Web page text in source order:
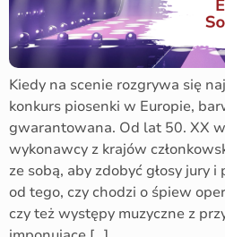
Kiedy na scenie rozgrywa się
konkurs piosenki w Europie,
gwarantowana. Od lat 50. XX
wykonawcy z krajów
ze sobą, aby zdobyć głosy jury
od tego, czy chodzi o śpiew
czy też występy muzyczne z